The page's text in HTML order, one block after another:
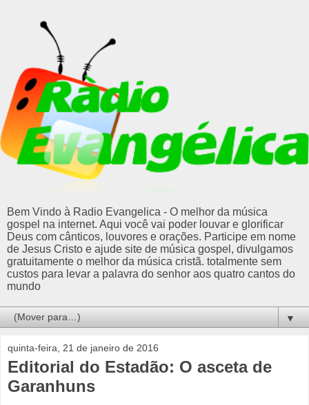
Bem Vindo à Radio Evangelica - O melhor da música
gospel na internet. Aqui você vai poder louvar e glorificar
Deus com cânticos, louvores e orações. Participe em nome
de Jesus Cristo e ajude site de música gospel, divulgamos
gratuitamente o melhor da música cristã. totalmente sem
custos para levar a palavra do senhor aos quatro cantos do
mundo
▼
quinta-feira, 21 de janeiro de 2016
Editorial do Estadão: O asceta de
Garanhuns